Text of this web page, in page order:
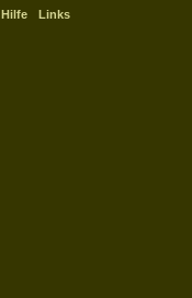
Hilfe Links